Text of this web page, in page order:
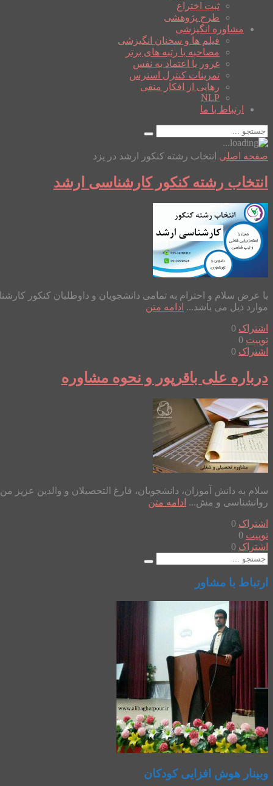
ثبت اختراع
طرح پژوهشی
مشاوره انگیزشی
فیلم ها و سخنان انگیزشی
مصاحبه با رتبه های برتر
غرور یا اعتماد به نفس
تمرینات کنترل استرس
رهایی از افکار منفی
NLP
ارتباط با ما
صفحه اصلی انتخاب رشته کنکور ارشد در یزد
انتخاب رشته کنکور کارشناسی ارشد
موارد ذیل می باشد... ادامه متن
اشتراک 0
توییت 0
اشتراک 0
درباره علی باقرپور و نحوه مشاوره
روانشناسی و مش... ادامه متن
اشتراک 0
توییت 0
اشتراک 0
ارتباط با مشاور
وبینار هوش افزایی کودکان